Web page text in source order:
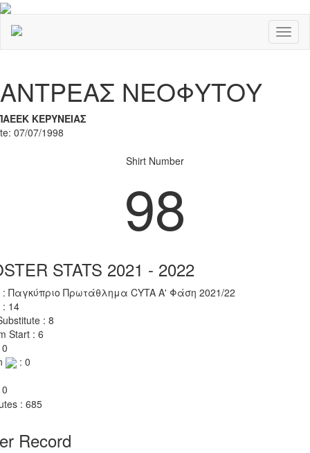
ΑΝΤΡΕΑΣ ΝΕΟΦΥΤΟΥ
ΚΕΡΥΝΕΙΑΣ
07/07/1998
Shirt Number
98
STATS 2021 - 2022
: Παγκύπριο Πρωτάθλημα CYTA Α' Φάση 2021/22
: 14
: 8
Start : 6
: 0
: 685
Record